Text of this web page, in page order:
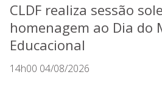
CLDF realiza sessão
homenagem ao Dia do
Educacional
14h00 04/08/2026